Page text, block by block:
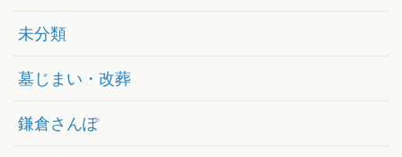
未分類
墓じまい・改葬
鎌倉さんぽ